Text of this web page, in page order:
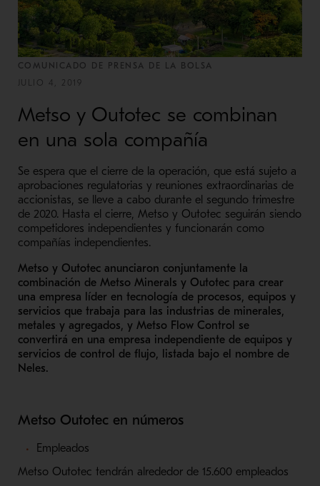
COMUNICADO DE PRENSA DE LA BOLSA
JULIO 4, 2019
Metso y Outotec se combinan
en una sola compañía
Se espera que el cierre de la operación, que está sujeto a
aprobaciones regulatorias y reuniones extraordinarias de
accionistas, se lleve a cabo durante el segundo trimestre
de 2020. Hasta el cierre, Metso y Outotec seguirán siendo
competidores independientes y funcionarán como
compañías independientes.
Metso y Outotec anunciaron conjuntamente la
combinación de Metso Minerals y Outotec para crear
una empresa líder en tecnología de procesos, equipos y
servicios que trabaja para las industrias de minerales,
metales y agregados, y Metso Flow Control se
convertirá en una empresa independiente de equipos y
servicios de control de flujo, listada bajo el nombre de
Neles.
Metso Outotec en números
Empleados
Metso Outotec tendrán alrededor de 15.600 empleados